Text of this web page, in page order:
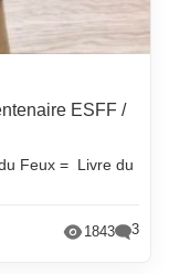
ESFF /
Feux = Livre du
1843 3